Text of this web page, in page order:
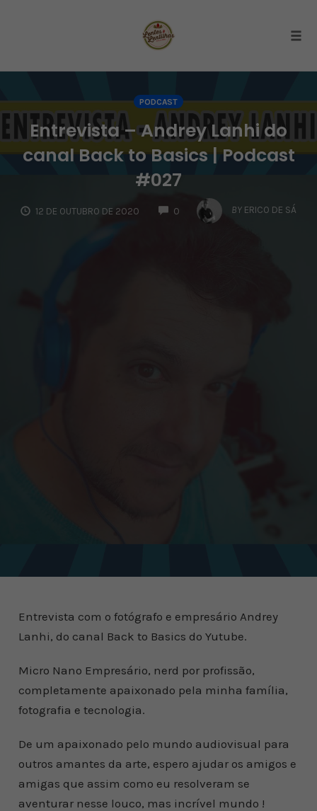
content
PODCAST
Entrevista – Andrey Lanhi do
canal Back to Basics | Podcast
#027
12 DE OUTUBRO DE 2020 0
COMMENTS
BY ERICO DE SÁ
Entrevista com o fotógrafo e empresário Andrey
Lanhi, do canal Back to Basics do Yutube.
Micro Nano Empresário, nerd por profissão,
completamente apaixonado pela minha família,
fotografia e tecnologia.
De um apaixonado pelo mundo audiovisual para
outros amantes da arte, espero ajudar os amigos e
amigas que assim como eu resolveram se
aventurar nesse louco, mas incrível mundo !